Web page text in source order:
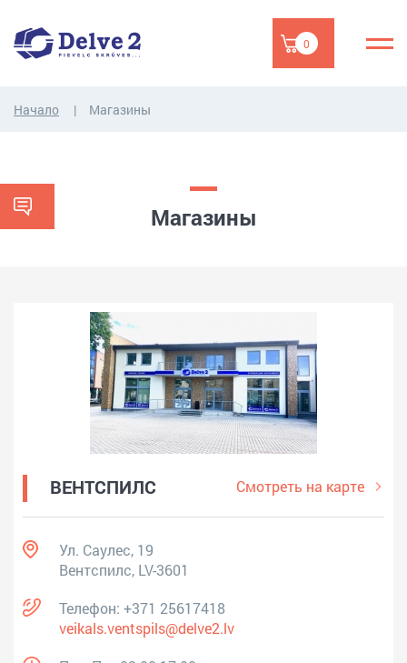
0
Начало Магазины
Магазины
ВЕНТСПИЛС Смотреть на карте
Ул. Саулес, 19
Вентспилс, LV-3601
Телефон: +371 25617418
veikals.ventspils@delve2.lv